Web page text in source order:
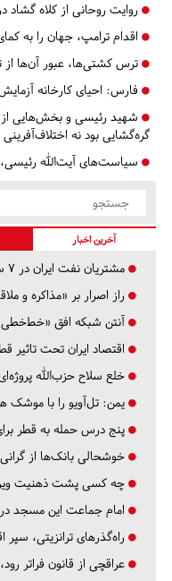
روایت روحانی از کلاه گشاد
اقدام ترامپ، جهان را به
ترس کشتی‌ها، عبور آن‌ها از
فارس: احیای کارخانه
شهید رئیسی و بخش‌هایی از
گره‌گشایی بود نه اختلاف‌آفرینی
سیاست‌های آیت‌الله
آخرین اخبار
مشتریان نفت ایران در ۷ سال گذشته +فیلم
راز اصرار بر «مذاکره و
آنتن شبکه افق
اقتصاد ایران تحت تاثیر
خلع سلاح حزب‌الله
یمن: تل‌آویو را با موشک
پنج درس‌ حمله به قطر
خوشحالی بانک‌ها از گرانی
چه کسی پشت ذهنیت
امام جماعت این مسجد در ۳ سال، نمازگزاران را ۴ برابر کرد
راه‌گذرهای ترانزیتی،
عراقچی از قانون فراتر